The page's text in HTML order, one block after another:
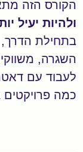
הקורס הזה
ולהיות יעיל
בתחילת הדרך,
השגרה,
לעבוד עם
כמה